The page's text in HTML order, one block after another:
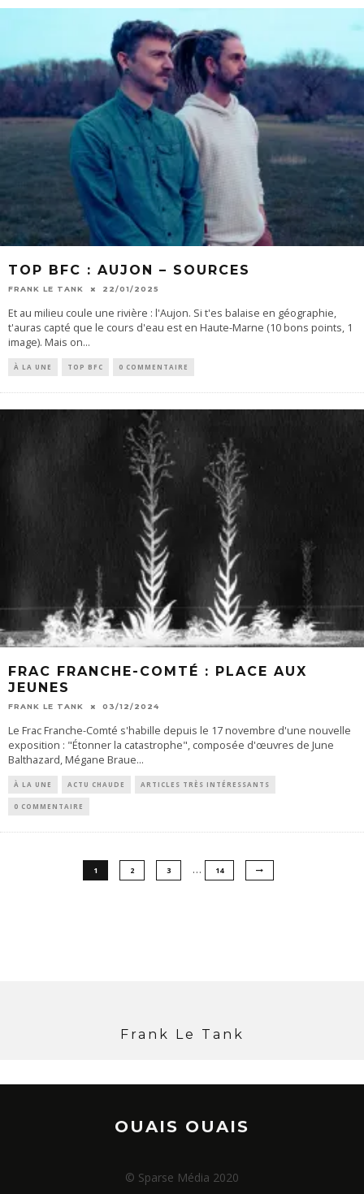
TOP BFC : AUJON – SOURCES
FRANK LE TANK 22/01/2025
Et au milieu coule une rivière : l'Aujon. Si t'es balaise en géographie,
t'auras capté que le cours d'eau est en Haute-Marne (10 bons points, 1
image). Mais on...
À LA UNE TOP BFC 0 COMMENTAIRE
FRAC FRANCHE-COMTÉ : PLACE AUX
JEUNES
FRANK LE TANK 03/12/2024
Le Frac Franche-Comté s'habille depuis le 17 novembre d'une nouvelle
exposition : "Étonner la catastrophe", composée d'œuvres de June
Balthazard, Mégane Braue...
À LA UNE ACTU CHAUDE ARTICLES TRÈS INTÉRESSANTS
0 COMMENTAIRE
1 2 3 … 14
Frank Le Tank
OUAIS OUAIS
© Sparse Média 2020